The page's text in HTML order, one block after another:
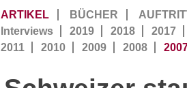
ARTIKEL BÜCHER
Interviews
2019 2018
2017
2011
2010 2009 2008